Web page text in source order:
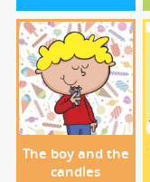
The boy and the
candles